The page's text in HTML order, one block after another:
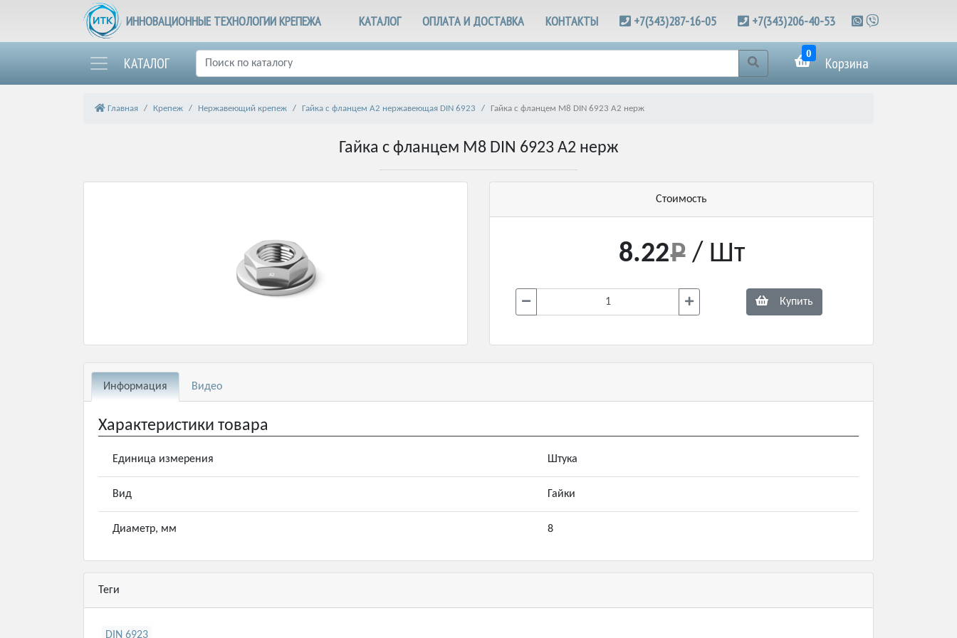
ИННОВАЦИОННЫЕ ТЕХНОЛОГИИ КРЕПЕЖА КАТАЛОГ ОПЛАТА И ДОСТАВКА КОНТАКТЫ +7(343)287-16-05 +7(343)206-40-53
КАТАЛОГ
0
Корзина
Главная Крепеж Нержавеющий крепеж Гайка с фланцем А2 нержавеющая DIN 6923 Гайка с фланцем М8 DIN 6923 А2 нерж
Гайка с фланцем М8 DIN 6923 А2 нерж
Стоимость
8.22 / Шт
Купить
Информация Видео
Характеристики товара
Единица измерения Штука
Вид Гайки
Диаметр, мм 8
Теги
DIN 6923